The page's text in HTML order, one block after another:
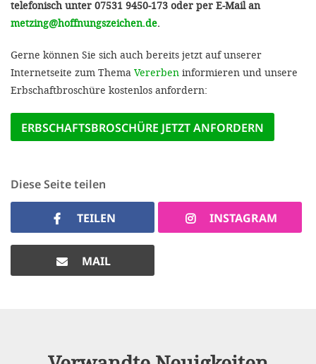
telefonisch unter 07531 9450-173 oder per E-Mail an
metzing@hoffnungszeichen.de.
Gerne können Sie sich auch bereits jetzt auf unserer
Internetseite zum Thema Vererben informieren und unsere
Erbschaftbroschüre kostenlos anfordern:
ERBSCHAFTSBROSCHÜRE JETZT ANFORDERN
Diese Seite teilen
TEILEN INSTAGRAM
MAIL